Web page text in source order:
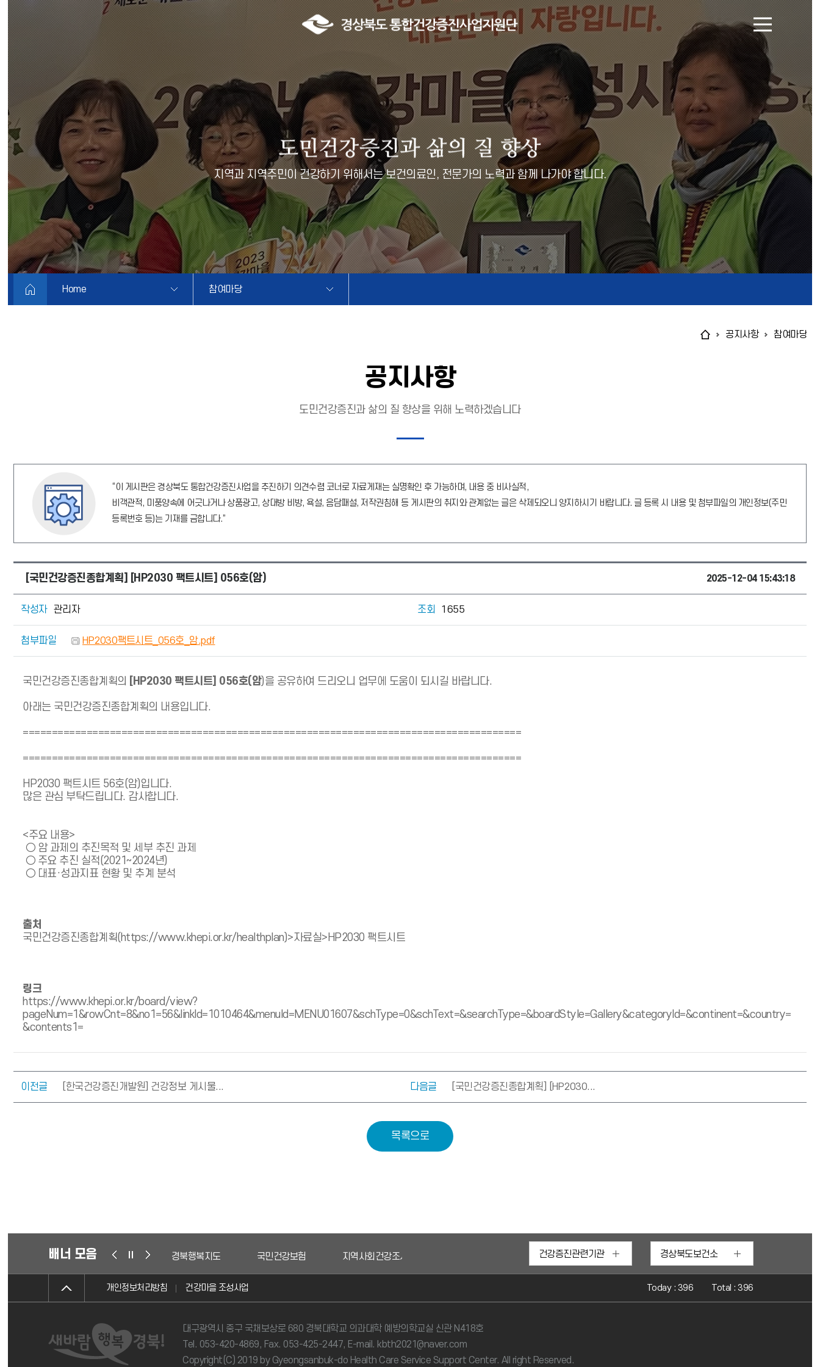
메
뉴
지역과 지역주민이 건강하기 위해서는 보건의료인, 전문가의 노력과 함께 나가야 합니다.
Home 참여마당
공지사항 참여마당
공지사항
도민건강증진과 삶의 질 향상을 위해 노력하겠습니다
“이 게시판은 경상북도 통합건강증진사업을 추진하기 의견수렴 코너로 자료게재는 실명확인 후 가능하며, 내용 중 비사실적,
비객관적, 미풍양속에 어긋나거나 상품광고, 상대방 비방, 욕설, 음담패설, 저작권침해 등 게시판의 취지와 관계없는 글은 삭제되오니 양지하시기 바랍니다. 글 등록 시 내용 및 첨부파일의 개인정보(주민
등록번호 등)는 기재를 금합니다.”
[국민건강증진종합계획] [HP2030 팩트시트] 056호(암) 2025-12-04 15:43:18
작성자 관리자 조회 1655
첨부파일 HP2030팩트시트_056호_암.pdf
국민건강증진종합계획의 [HP2030 팩트시트] 056호(암)을 공유하여 드리오니 업무에 도움이 되시길 바랍니다.
아래는 국민건강증진종합계획의 내용입니다.
======================================================================================
======================================================================================
HP2030 팩트시트 56호(암)입니다.
많은 관심 부탁드립니다. 감사합니다.
<주요 내용>
○ 암 과제의 추진목적 및 세부 추진 과제
○ 주요 추진 실적(2021~2024년)
○ 대표·성과지표 현황 및 추계 분석
출처
국민건강증진종합계획(https://www.khepi.or.kr/healthplan)>자료실>HP2030 팩트시트
링크
https://www.khepi.or.kr/board/view?
pageNum=1&rowCnt=8&no1=56&linkId=1010464&menuId=MENU01607&schType=0&schText=&searchType=&boardStyle=Gallery&categoryId=&continent=&country=
&contents1=
이전글 [한국건강증진개발원] 건강정보 게시물... 다음글 [국민건강증진종합계획] [HP2030...
목록으로
배너 모음 경북행복지도 국민건강보험 지역사회건강조사 보건복지부건강증진관련기관 경상북도보건소
개인정보처리방침 건강마을 조성사업 Today : 396 Total : 396
대구광역시 중구 국채보상로 680 경북대학교 의과대학 예방의학교실 신관 N418호
Tel. 053-420-4869, Fax. 053-425-2447, E-mail. kbth2021@naver.com
Copyright(C) 2019 by Gyeongsanbuk-do Health Care Service Support Center. All right Reserved.